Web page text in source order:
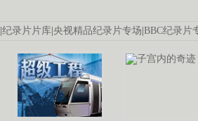
|纪录片片库|央视精品纪录片专场|BBC纪录片